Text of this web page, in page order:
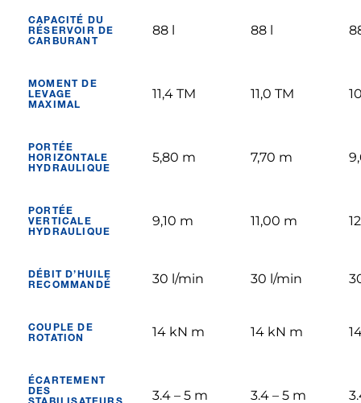
CAPACITÉ DU
RÉSERVOIR DE
CARBURANT
88 l 88 l
MOMENT DE
LEVAGE
MAXIMAL
11,4 TM 11,0 TM
PORTÉE
HORIZONTALE
HYDRAULIQUE
5,80 m 7,70 m
PORTÉE
VERTICALE
HYDRAULIQUE
9,10 m 11,00 m
DÉBIT D’HUILE
RECOMMANDÉ
30 l/min 30 l/min
COUPLE DE
ROTATION
14 kN m 14 kN m
ÉCARTEMENT
DES
3.4 – 5 m 3.4 – 5 m